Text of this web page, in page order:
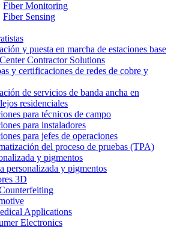
Fiber Monitoring
Fiber Sensing
y puesta en marcha de estaciones base
Contractor Solutions
y certificaciones de redes de cobre y
de servicios de banda ancha en
residenciales
para técnicos de campo
para instaladores
para jefes de operaciones
del proceso de pruebas (TPA)
y pigmentos
personalizada y pigmentos
3D
Applications
Electronics